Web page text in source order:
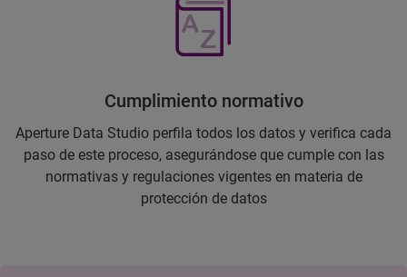
Cumplimiento normativo
Aperture Data Studio perfila todos los datos y verifica cada
paso de este proceso, asegurándose que cumple con las
normativas y regulaciones vigentes en materia de
protección de datos